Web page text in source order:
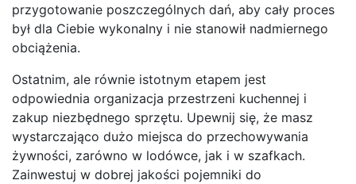
przygotowanie poszczególnych dań, aby cały proces
był dla Ciebie wykonalny i nie stanowił nadmiernego
obciążenia.
Ostatnim, ale równie istotnym etapem jest
odpowiednia organizacja przestrzeni kuchennej i
zakup niezbędnego sprzętu. Upewnij się, że masz
wystarczająco dużo miejsca do przechowywania
żywności, zarówno w lodówce, jak i w szafkach.
Zainwestuj w dobrej jakości pojemniki do